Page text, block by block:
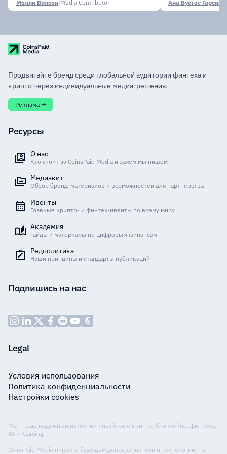
Молли Вилсон Media Contributor Ана Бустос Гарсия
Продвигайте бренд среди глобальной аудитории финтеха и
крипто через индивидуальные медиа-решения.
Реклама →
Ресурсы
О нас
Кто стоит за CoinsPaid Media и зачем мы пишем
Медиакит
Обзор бренд-материалов и возможностей для партнёрства
Ивенты
Главные крипто- и финтех-ивенты по всему миру
Академия
Гайды и материалы по цифровым финансам
Редполитика
Наши принципы и стандарты публикаций
Подпишись на нас
Legal
Условия использования
Политика конфиденциальности
Настройки cookies
Мы — ваш надёжный источник инсайтов о крипто, блокчейне, финтехе,
AI и iGaming.
CoinsPaid Media пишет о будущем денег, финансов и технологий — с